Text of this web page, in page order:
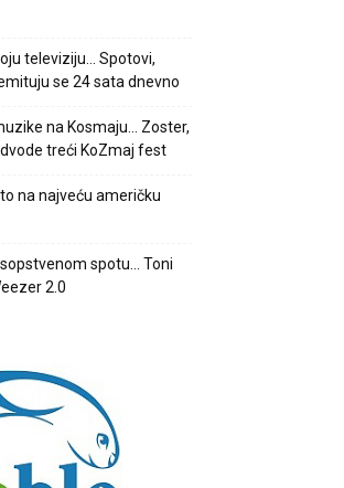
televiziju… Spotovi,
se 24 sata dnevno
na Kosmaju… Zoster,
treći KoZmaj fest
na najveću američku
spotu… Toni
2.0